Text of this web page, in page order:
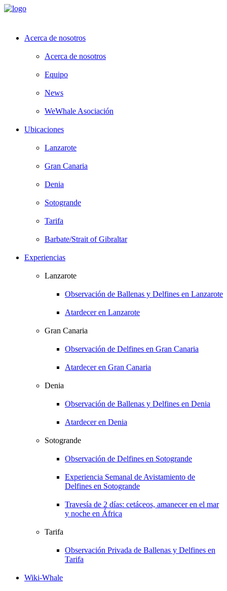
Acerca de nosotros
Acerca de nosotros
Equipo
News
WeWhale Asociación
Ubicaciones
Lanzarote
Gran Canaria
Denia
Sotogrande
Tarifa
Barbate/Strait of Gibraltar
Experiencias
Lanzarote
Observación de Ballenas y Delfines en Lanzarote
Atardecer en Lanzarote
Gran Canaria
Observación de Delfines en Gran Canaria
Atardecer en Gran Canaria
Denia
Observación de Ballenas y Delfines en Denia
Atardecer en Denia
Sotogrande
Observación de Delfines en Sotogrande
Experiencia Semanal de Avistamiento de
Delfines en Sotogrande
Travesía de 2 días: cetáceos, amanecer en el mar
y noche en África
Tarifa
Observación Privada de Ballenas y Delfines en
Tarifa
Wiki-Whale